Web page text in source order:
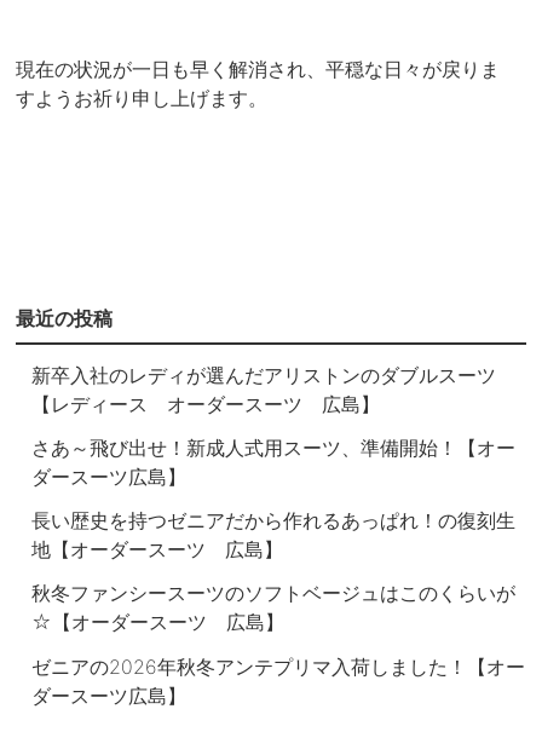
現在の状況が一日も早く解消され、平穏な日々が戻りま
すようお祈り申し上げます。
最近の投稿
新卒入社のレディが選んだアリストンのダブルスーツ
【レディース オーダースーツ 広島】
さあ～飛び出せ！新成人式用スーツ、準備開始！【オー
ダースーツ広島】
長い歴史を持つゼニアだから作れるあっぱれ！の復刻生
地【オーダースーツ 広島】
秋冬ファンシースーツのソフトベージュはこのくらいが
☆【オーダースーツ 広島】
ゼニアの2026年秋冬アンテプリマ入荷しました！【オー
ダースーツ広島】